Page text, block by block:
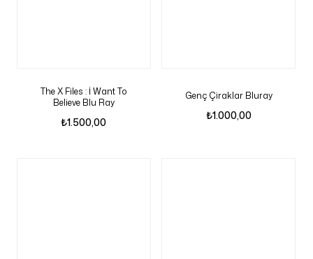
The X Files : İ Want To
Believe Blu Ray
₺1.500,00
Genç Çiraklar Bluray
₺1.000,00